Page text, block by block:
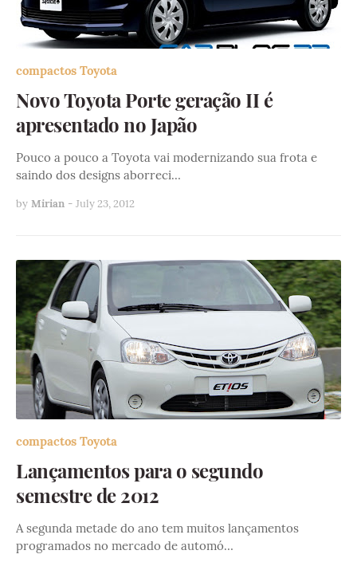
compactos Toyota
Novo Toyota Porte geração II é
apresentado no Japão
Pouco a pouco a Toyota vai modernizando sua frota e
saindo dos designs aborreci…
by Mirian - July 23, 2012
compactos Toyota
Lançamentos para o segundo
semestre de 2012
A segunda metade do ano tem muitos lançamentos
programados no mercado de automó…